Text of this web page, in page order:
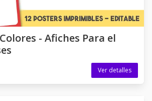
- Afiches Para el
Ver detalles